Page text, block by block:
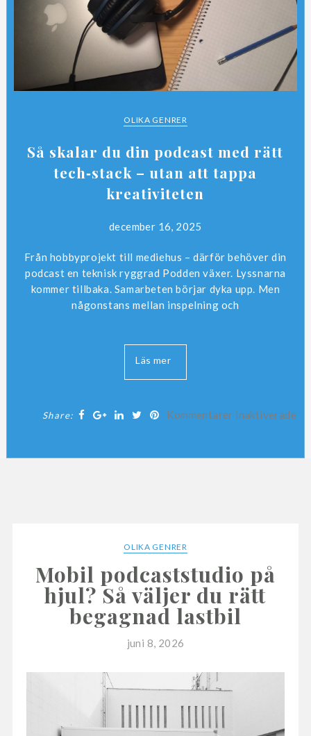
OLIKA GENRER
Så skalar du din podcast med rätt
tech‑stack – utan att tappa
kreativiteten
december 16, 2025
Från hobbyprojekt till mediehus – därför behöver din
podcast en teknisk ryggrad Podden växer. Lyssnarna
kommer tillbaka. Samarbeten börjar dyka upp. Men
någonstans mellan inspelning och
Share:
Kommentarer inaktiverade
rätt
–
utan
kreativiteten
OLIKA GENRER
Mobil podcaststudio på
hjul? Så väljer du rätt
begagnad lastbil
juni 8, 2026